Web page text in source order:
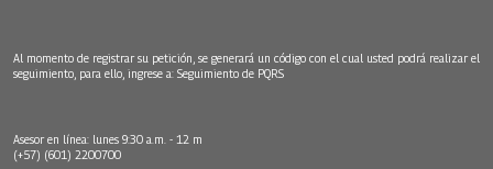
Al momento de registrar su petición, se generará un código con el cual usted podrá realizar el
seguimiento, para ello, ingrese a: Seguimiento de PQRS
Asesor en línea: lunes 9:30 a.m. - 12 m
(+57) (601) 2200700